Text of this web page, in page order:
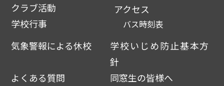
クラブ活動
学校行事
アクセス
バス時刻表
気象警報による休校
学校いじめ防止基本方
針
よくある質問
同窓生の皆様へ